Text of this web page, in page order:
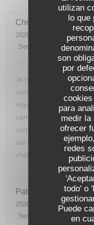
utilizan
lo que
son
por
para
medir la
ofrecer
redes
todo' o
Puede
en
Christine
2026-07-25
- 20:00 -
Servicio
Ambiente:
Je ne reviendrai pas
commandé des moules,
régalés, pas mieux
partis avant le dessert
surprise. Vous devriez
car votre restaurant est
chaleureux.
Patrick
2026-07-24
- 12:00 -
Servicio
Ambiente: